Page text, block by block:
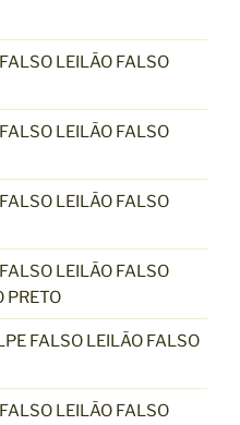
LEILÃO FALSO
LEILÃO FALSO
LEILÃO FALSO
LEILÃO FALSO
PRETO
FALSO LEILÃO FALSO
LEILÃO FALSO